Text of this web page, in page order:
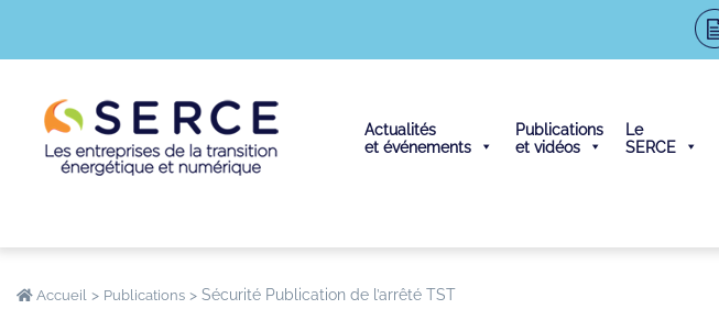
Actualités
et événements
Publications
et vidéos
Le
SERCE
Accueil > Publications > Sécurité Publication de l’arrêté TST